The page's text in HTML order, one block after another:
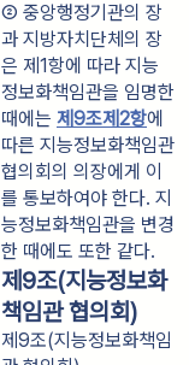
② 중앙행정기관의 장
과 지방자치단체의 장
은 제1항에 따라 지능
정보화책임관을 임명한
때에는 제9조제2항에
따른 지능정보화책임관
협의회의 의장에게 이
를 통보하여야 한다. 지
능정보화책임관을 변경
한 때에도 또한 같다.
제9조(지능정보화
책임관 협의회)
제9조(지능정보화책임